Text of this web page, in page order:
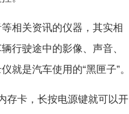
相关资讯的仪器，其实相
行驶途中的影像、声音、
就是汽车使用的“黑匣子”。
存卡，长按电源键就可以开